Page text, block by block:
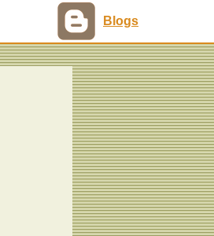
Blogs